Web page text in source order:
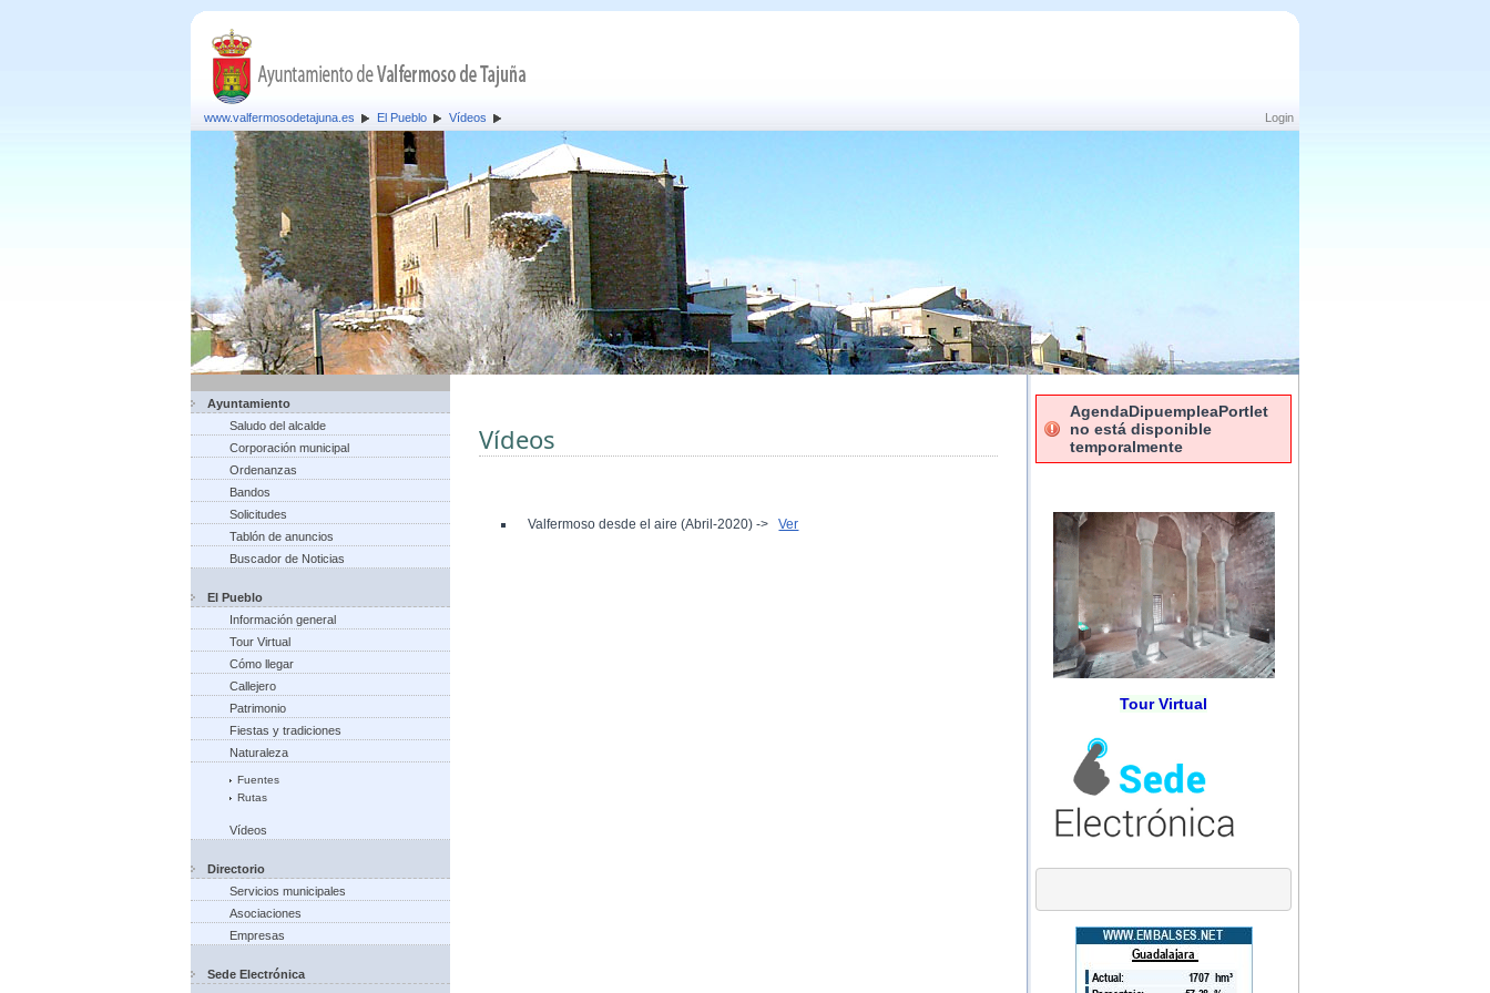
Login
www.valfermosodetajuna.es El Pueblo Vídeos
Ayuntamiento
Saludo del alcalde
Corporación municipal
Ordenanzas
Bandos
Solicitudes
Tablón de anuncios
Buscador de Noticias
El Pueblo
Información general
Tour Virtual
Cómo llegar
Callejero
Patrimonio
Fiestas y tradiciones
Naturaleza
Fuentes
Rutas
Vídeos
Directorio
Servicios municipales
Asociaciones
Empresas
Sede Electrónica
Vídeos
Valfermoso desde el aire (Abril-2020) ->Ver
AgendaDipuempleaPortlet
no está disponible
temporalmente
Tour Virtual